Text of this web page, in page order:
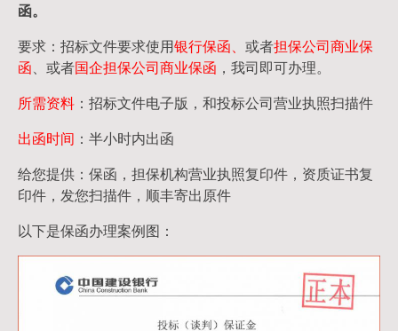
函。
要求：招标文件要求使用银行保函、 或者担保公司商业保
函 、或者国企担保公司商业保函 ，我司即可办理。
所需资料 ：招标文件电子版，和投标公司营业执照扫描件
出函时间 ：半小时内出函
给您提供：保函，担保机构营业执照复印件，资质证书复
印件，发您扫描件，顺丰寄出原件
以下是保函办理案例图：